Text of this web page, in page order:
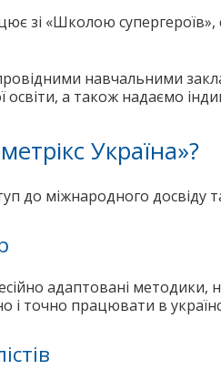
зі «Школою
навчальними
а також надаємо
Україна»?
міжнародного досвіду
адаптовані методики,
і точно працювати в